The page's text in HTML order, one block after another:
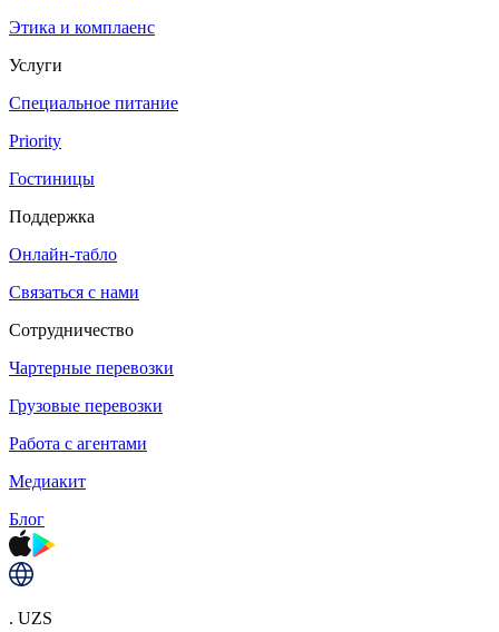
Этика и комплаенс
Услуги
Специальное питание
Priority
Гостиницы
Поддержка
Онлайн-табло
Связаться с нами
Сотрудничество
Чартерные перевозки
Грузовые перевозки
Работа с агентами
Медиакит
Блог
. UZS